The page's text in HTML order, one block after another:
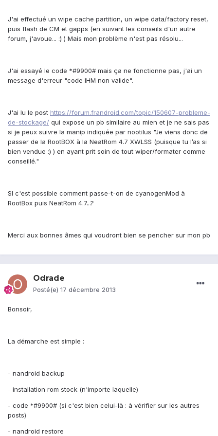
J'ai effectué un wipe cache partition, un wipe data/factory reset,
puis flash de CM et gapps (en suivant les conseils d'un autre
forum, j'avoue... :) ) Mais mon problème n'est pas résolu...
J'ai essayé le code *#9900# mais ça ne fonctionne pas, j'ai un
message d'erreur "code IHM non valide".
J'ai lu le post https://forum.frandroid.com/topic/150607-probleme-
de-stockage/ qui expose un pb similaire au mien et je ne sais pas
si je peux suivre la manip indiquée par nootilus "Je viens donc de
passer de la RootBOX à la NeatRom 4.7 XWLSS (puisque tu l’as si
bien vendue :) ) en ayant prit soin de tout wiper/formater comme
conseillé."
SI c'est possible comment passe-t-on de cyanogenMod à
RootBox puis NeatRom 4.7...?
Merci aux bonnes âmes qui voudront bien se pencher sur mon pb
Odrade
Posté(e) 17 décembre 2013
Bonsoir,
La démarche est simple :
- nandroid backup
- installation rom stock (n'importe laquelle)
- code *#9900# (si c'est bien celui-là : à vérifier sur les autres
posts)
- nandroid restore